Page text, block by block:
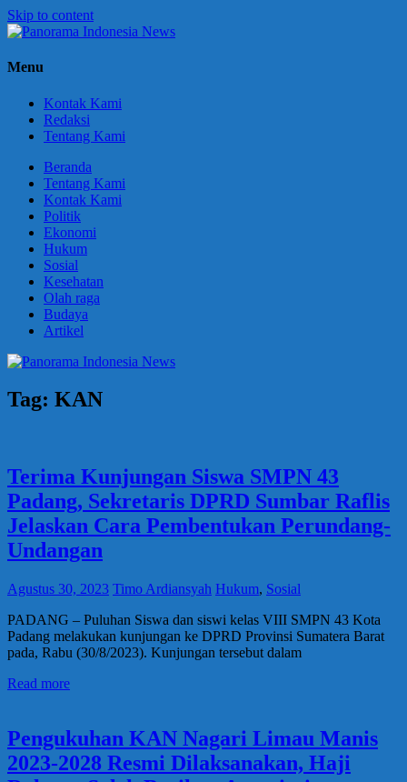
Skip to content
Panorama
Berani
Menu
Kontak Kami
Redaksi
Tentang Kami
Beranda
Tentang Kami
Kontak Kami
Politik
Ekonomi
Hukum
Sosial
Kesehatan
Olah raga
Budaya
Artikel
Tag: KAN
Terima Kunjungan Siswa SMPN 43
Padang, Sekretaris DPRD Sumbar Raflis
Jelaskan Cara Pembentukan Perundang-
Undangan
Agustus 30, 2023 Timo Ardiansyah Hukum, Sosial
PADANG – Puluhan Siswa dan siswi kelas VIII SMPN 43 Kota
Padang melakukan kunjungan ke DPRD Provinsi Sumatera Barat
pada, Rabu (30/8/2023). Kunjungan tersebut dalam
Read more
Pengukuhan KAN Nagari Limau Manis
2023-2028 Resmi Dilaksanakan, Haji